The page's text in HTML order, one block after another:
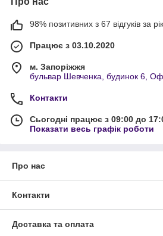
98% позитивних з 67 відгуків за рік
Працює з 03.10.2020
м. Запоріжжя
бульвар Шевченка, будинок 6,
Контакти
Сьогодні працює з 09:00 до
Показати весь графік роботи
Про нас
Контакти
Доставка та оплата